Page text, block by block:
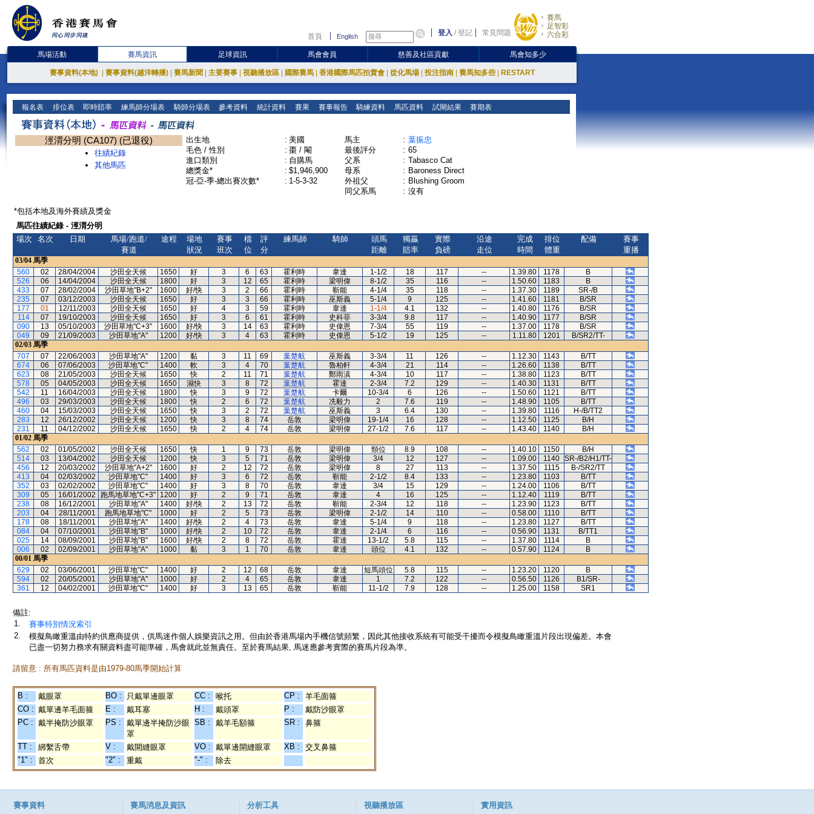
首頁 English 登入 /登記 常見問題
賽馬
足智彩
六合彩
馬場活動 賽馬資訊 足球資訊 馬會會員 慈善及社區貢獻 馬會知多少
賽事資料(本地) 賽事資料(越洋轉播) 賽馬新聞 主要賽事 視聽播放區 國際賽馬 香港國際馬匹拍賣會 從化馬場 投注指南 賽馬知多些 RESTART
報名表 排位表 即時賠率 練馬師分場表 騎師分場表 參考資料 統計資料 賽果 賽事報告 騎練資料 馬匹資料 試閘結果 賽期表
涇渭分明 (CA107) (已退役)
往績紀錄
其他馬匹
出生地 : 美國
毛色 / 性別
: 棗 / 閹
進口類別
: 自購馬
總獎金*
: $1,946,900
冠-亞-季-總出賽次數*
: 1-5-3-32
馬主 : 葉振忠
最後評分
: 65
父系
: Tabasco Cat
母系
: Baroness Direct
外祖父
: Blushing Groom
同父系馬
: 沒有
*包括本地及海外賽績及獎金
馬匹往績紀錄 - 涇渭分明
場次
名次 日期
馬場/跑道/
賽道
途程
場地
狀況
賽事
班次
檔
位
評
分
練馬師 騎師
頭馬
距離
獨贏
賠率
實際
負磅
沿途
走位
完成
時間
排位
體重
配備
賽事
重播
03/04 馬季
560
02 28/04/2004 沙田全天候 1650 好 3 6 63 霍利時 韋達 1-1/2 18 117 -- 1.39.80 1178
B
526
06 14/04/2004 沙田全天候 1800 好 3 12 65 霍利時 梁明偉 8-1/2 35 116 -- 1.50.60 1183
B
433
07 28/02/2004 沙田草地"B+2" 1600 好/快 3 2 66 霍利時 靳能 4-1/4 35 118 -- 1.37.30 1189
SR-/B
235
07 03/12/2003 沙田全天候 1650 好 3 3 66 霍利時 巫斯義 5-1/4 9 125 -- 1.41.60 1181
B/SR
177
01 12/11/2003 沙田全天候 1650 好 4 3 59 霍利時 韋達 1-1/4 4.1 132 -- 1.40.80 1176
B/SR
114
07 19/10/2003 沙田全天候 1650 好 3 6 61 霍利時 史科菲 3-3/4 9.8 117 -- 1.40.90 1177
B/SR
090
13 05/10/2003 沙田草地"C+3" 1600 好/快 3 14 63 霍利時 史偉恩 7-3/4 55 119 -- 1.37.00 1178
B/SR
049
09 21/09/2003 沙田草地"A" 1200 好/快 3 4 63 霍利時 史偉恩 5-1/2 19 125 -- 1.11.80 1201
B/SR2/TT-
02/03 馬季
707
07 22/06/2003 沙田草地"A" 1200 黏 3 11 69 葉楚航 巫斯義 3-3/4 11 126 -- 1.12.30 1143
B/TT
674
06 07/06/2003 沙田草地"C" 1400 軟 3 4 70 葉楚航 魯柏軒 4-3/4 21 114 -- 1.26.60 1138
B/TT
623
08 21/05/2003 沙田全天候 1650 快 2 11 71 葉楚航 鄭雨滇 4-3/4 10 117 -- 1.38.80 1123
B/TT
578
05 04/05/2003 沙田全天候 1650 濕快 3 8 72 葉楚航 霍達 2-3/4 7.2 129 -- 1.40.30 1131
B/TT
542
11 16/04/2003 沙田全天候 1800 快 3 9 72 葉楚航 卡爾 10-3/4 6 126 -- 1.50.60 1121
B/TT
496
03 29/03/2003 沙田全天候 1800 快 2 6 72 葉楚航 冼毅力 2 7.6 119 -- 1.48.90 1105
B/TT
460
04 15/03/2003 沙田全天候 1650 快 3 2 72 葉楚航 巫斯義 3 6.4 130 -- 1.39.80 1116
H-/B/TT2
283
12 26/12/2002 沙田全天候 1200 快 3 8 74 岳敦 梁明偉 19-1/4 16 128 -- 1.12.50 1125
B/H
231
11 04/12/2002 沙田全天候 1650 快 2 4 74 岳敦 梁明偉 27-1/2 7.6 117 -- 1.43.40 1140
B/H
01/02 馬季
562
02 01/05/2002 沙田全天候 1650 快 1 9 73 岳敦 梁明偉 頸位 8.9 108 -- 1.40.10 1150
B/H
514
03 13/04/2002 沙田全天候 1200 快 3 5 71 岳敦 梁明偉 3/4 12 127 -- 1.09.00 1140 SR-/B2/H1/TT-
456
12 20/03/2002 沙田草地"A+2" 1600 好 2 12 72 岳敦 梁明偉 8 27 113 -- 1.37.50 1115
B-/SR2/TT
413
04 02/03/2002 沙田草地"C" 1400 好 3 6 72 岳敦 靳能 2-1/2 8.4 133 -- 1.23.80 1103
B/TT
352
03 02/02/2002 沙田草地"C" 1400 好 3 8 70 岳敦 韋達 3/4 15 129 -- 1.24.00 1106
B/TT
309
05 16/01/2002 跑馬地草地"C+3" 1200 好 2 9 71 岳敦 韋達 4 16 125 -- 1.12.40 1119
B/TT
238
08 16/12/2001 沙田草地"A" 1400 好/快 2 13 72 岳敦 靳能 2-3/4 12 118 -- 1.23.90 1123
B/TT
203
04 28/11/2001 跑馬地草地"C" 1000 好 2 5 73 岳敦 梁明偉 2-1/2 14 110 -- 0.58.00 1110
B/TT
178
08 18/11/2001 沙田草地"A" 1400 好/快 2 4 73 岳敦 韋達 5-1/4 9 118 -- 1.23.80 1127
B/TT
084
04 07/10/2001 沙田草地"B" 1000 好/快 2 10 72 岳敦 韋達 2-1/4 6 116 -- 0.56.90 1131
B/TT1
025
14 08/09/2001 沙田草地"B" 1600 好/快 2 8 72 岳敦 霍達 13-1/2 5.8 115 -- 1.37.80 1114
B
006
02 02/09/2001 沙田草地"A" 1000 黏 3 1 70 岳敦 韋達 頭位 4.1 132 -- 0.57.90 1124
B
00/01 馬季
629
02 03/06/2001 沙田草地"C" 1400 好 2 12 68 岳敦 韋達 短馬頭位 5.8 115 -- 1.23.20 1120
B
594
02 20/05/2001 沙田草地"A" 1000 好 2 4 65 岳敦 韋達 1 7.2 122 -- 0.56.50 1126
B1/SR-
361
12 04/02/2001 沙田草地"C" 1400 好 3 13 65 岳敦 靳能 11-1/2 7.9 128 -- 1.25.00 1158 SR1
備註:
1.
賽事特別情況索引
2.
模擬鳥瞰重溫由特約供應商提供，供馬迷作個人娛樂資訊之用。但由於香港馬場內手機信號頻繁，因此其他接收系統有可能受干擾而令模擬鳥瞰重溫片段出現偏差。本會
已盡一切努力務求有關資料盡可能準確，馬會就此並無責任。至於賽馬結果, 馬迷應參考實際的賽馬片段為準。
請留意 : 所有馬匹資料是由1979-80馬季開始計算
B : 戴眼罩 BO : 只戴單邊眼罩 CC : 喉托 CP :
羊毛面箍
CO : 戴單邊羊毛面箍 E : 戴耳塞 H : 戴頭罩 P :
戴防沙眼罩
PC : 戴半掩防沙眼罩 PS :
戴單邊半掩防沙眼
罩
SB : 戴羊毛額箍 SR : 鼻箍
TT : 綁繫舌帶 V : 戴開縫眼罩 VO : 戴單邊開縫眼罩 XB :
交叉鼻箍
"1" :
首次 "2" : 重戴 "-" : 除去
賽事資料 賽馬消息及資訊 分析工具 視聽播放區 實用資訊